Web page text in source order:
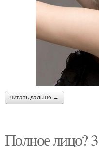
читать дальше →
Полное лицо?